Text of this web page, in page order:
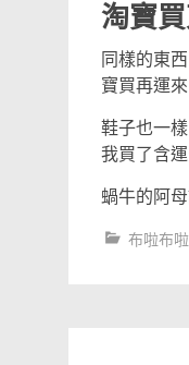
淘寶
同樣的東
寶買再運
鞋子也一
我買了含
蝸牛的阿
布啦布